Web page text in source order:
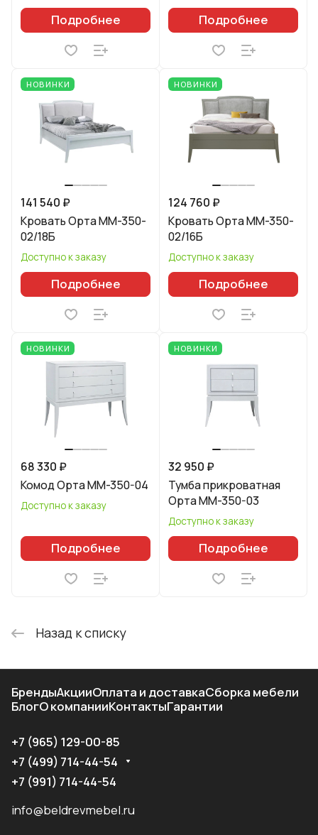
Подробнее Подробнее
НОВИНКИ
141 540 ₽
Кровать Орта ММ-350-
02/18Б
Доступно к заказу
Подробнее
НОВИНКИ
124 760 ₽
Кровать Орта ММ-350-
02/16Б
Доступно к заказу
Подробнее
НОВИНКИ
68 330 ₽
Комод Орта ММ-350-04
Доступно к заказу
Подробнее
НОВИНКИ
32 950 ₽
Тумба прикроватная
Орта ММ-350-03
Доступно к заказу
Подробнее
Назад к списку
БрендыАкцииОплата и доставкаСборка мебели
БлогО компанииКонтактыГарантии
+7 (965) 129-00-85
+7 (499) 714-44-54
+7 (991) 714-44-54
info@beldrevmebel.ru